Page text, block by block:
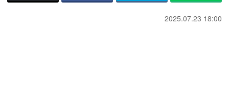
2025.07.23 18:00